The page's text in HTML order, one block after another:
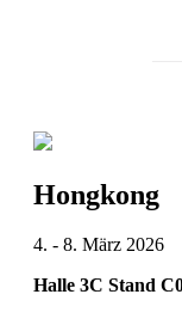
Hongkong
4. - 8. März 2026
Halle 3C Stand